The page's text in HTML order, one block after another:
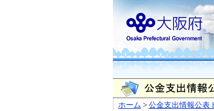
ホーム > 公金支出情報公表